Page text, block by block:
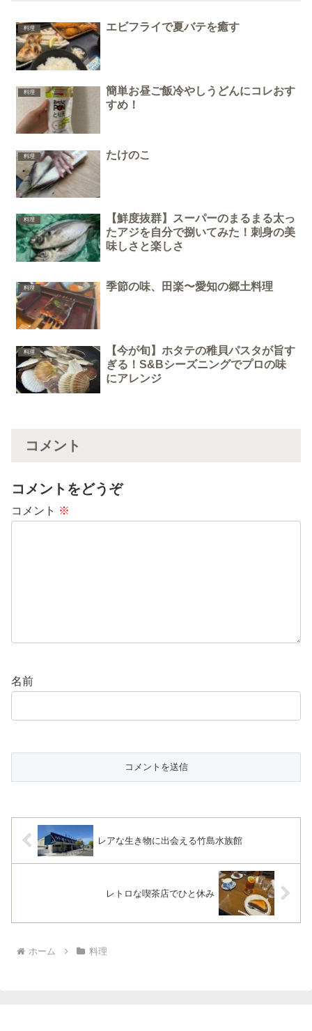
料理 エビフライで夏バテを癒す
料理
簡単お昼ご飯冷やしうどんにコレおす
すめ！
料理 たけのこ
料理
【鮮度抜群】スーパーのまるまる太っ
たアジを自分で捌いてみた！刺身の美
味しさと楽しさ
料理 季節の味、田楽〜愛知の郷土料理
料理
【今が旬】ホタテの稚貝パスタが旨す
ぎる！S&Bシーズニングでプロの味
にアレンジ
コメント
コメントをどうぞ
コメント ※
名前
レアな生き物に出会える竹島水族館
レトロな喫茶店でひと休み
ホーム 料理